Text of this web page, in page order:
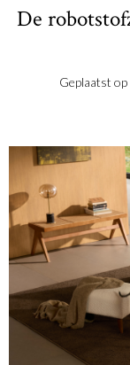
De
Geplaatst op